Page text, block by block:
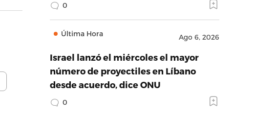
0
Última Hora Ago 6, 2026
Israel lanzó el miércoles el mayor
número de proyectiles en Líbano
desde acuerdo, dice ONU
0